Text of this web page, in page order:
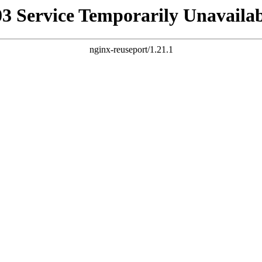
Service Temporarily
nginx-reuseport/1.21.1